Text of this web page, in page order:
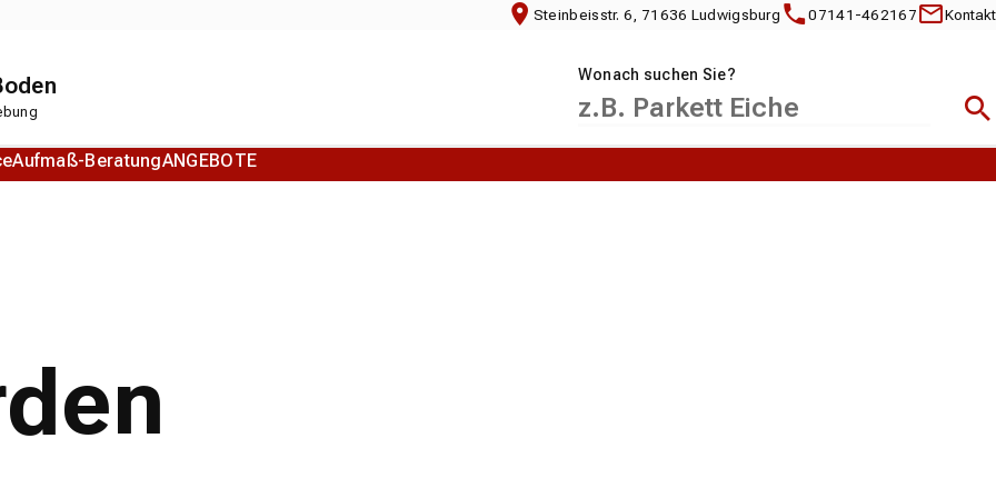
Steinbeisstr. 6, 71636 Ludwigsburg 07141-462167 Kontakt
Wonach suchen Sie?
Aufmaß-BeratungANGEBOTE